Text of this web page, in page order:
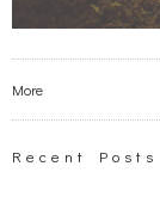
More
Recent Posts